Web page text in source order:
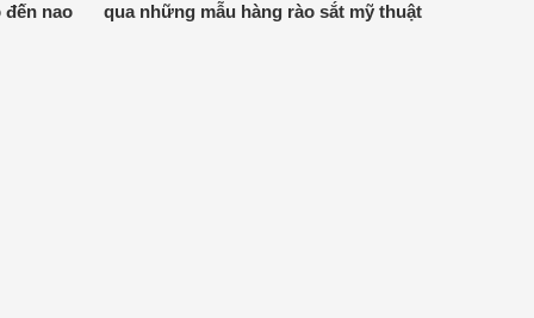
đến nao
qua những mẫu hàng rào sắt mỹ thuật